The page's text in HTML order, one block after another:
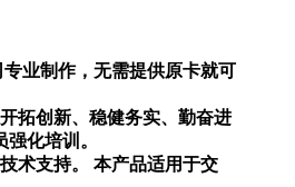
业制作，无需提供原卡就可
拓创新、稳健务实、勤奋进
化培训。
术支持。
本产品适用于交